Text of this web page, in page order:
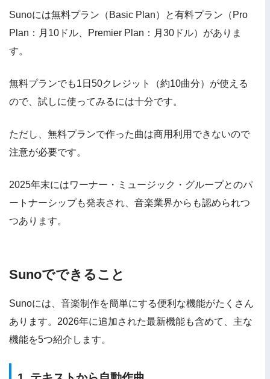
Sunoには無料プラン（Basic Plan）と有料プラン（Pro
Plan：月10ドル、Premier Plan：月30ドル）がありま
す。
無料プランでも1日50クレジット（約10曲分）が使える
ので、試しに使ってみるには十分です。
ただし、無料プランで作った曲は商用利用できないので
注意が必要です。
2025年末にはワーナー・ミュージック・グループとのパ
ートナーシップも発表され、音楽業界からも認められつ
つあります。
Sunoでできること
Sunoには、音楽制作を簡単にする便利な機能がたくさん
あります。2026年に追加された最新機能も含めて、主な
機能を5つ紹介します。